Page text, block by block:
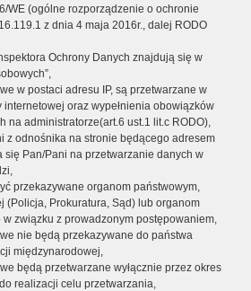
WE (ogólne rozporządzenie o ochronie
z dnia 4 maja 2016r., dalej RODO
Ochrony Danych znajdują się w
w postaci adresu IP, są przetwarzane w
oraz wypełnienia obowiązków
na administratorze(art.6 ust.1 lit.c RODO),
z odnośnika na stronie będącego adresem
się Pan/Pani na przetwarzanie danych w
przekazywane organom państwowym,
(Policja, Prokuratura, Sąd) lub organom
związku z prowadzonym postępowaniem,
nie będą przekazywane do państwa
międzynarodowej,
będą przetwarzane wyłącznie przez okres
realizacji celu przetwarzania,